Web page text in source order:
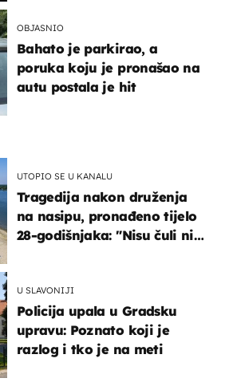
UTOPIO SE U KANALU
Tragedija nakon druženja
na nasipu, pronađeno tijelo
28-godišnjaka: "Nisu čuli ni
U SLAVONIJI
Policija upala u Gradsku
upravu: Poznato koji je
razlog i tko je na meti
OBJASNIO
Bahato je parkirao, a
poruka koju je pronašao na
autu postala je hit